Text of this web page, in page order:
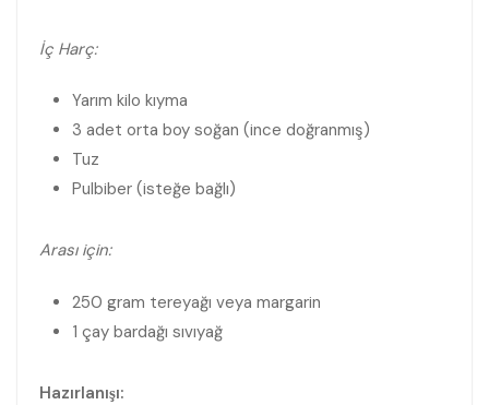
İç Harç:
Yarım kilo kıyma
3 adet orta boy soğan (ince doğranmış)
Tuz
Pulbiber (isteğe bağlı)
Arası için:
250 gram tereyağı veya margarin
1 çay bardağı sıvıyağ
Hazırlanışı: